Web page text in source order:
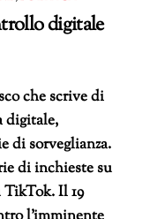
digitale
che scrive di
digitale,
di sorveglianza.
di inchieste su
TikTok. Il 19